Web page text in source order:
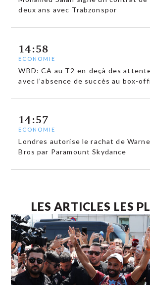
deux ans avec Trabzonspor
14:58
ECONOMIE
WBD: CA au T2 en-deçà des
avec l’absence de succès au box-
14:57
ECONOMIE
Londres autorise le rachat de
Bros par Paramount Skydance
LES ARTICLES LES